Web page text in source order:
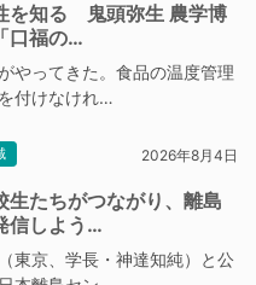
を知る 鬼頭弥生 農学博
口福の…
やってきた。食品の温度管理
付けなけれ…
2026年8月4日
生たちがつながり、離島
信しよう…
東京、学長・神達知純）と公